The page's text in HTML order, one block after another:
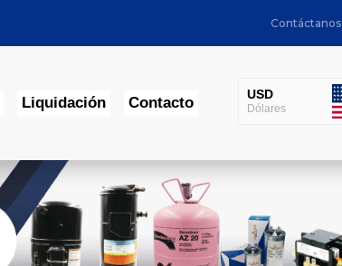
Contáctanos
Liquidación Contacto USD
Dólares
Pesos